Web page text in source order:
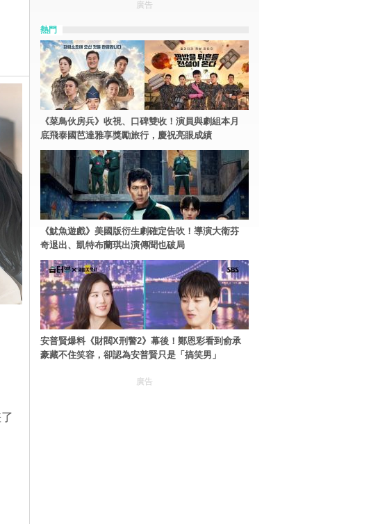
廣告
熱門
《菜鳥伙房兵》收視、口碑雙收！演員與劇組本月
底飛泰國芭達雅享獎勵旅行，慶祝亮眼成績
《魷魚遊戲》美國版衍生劇確定告吹！導演大衛芬
奇退出、凱特布蘭琪出演傳聞也破局
安普賢爆料《財閥X刑警2》幕後！鄭恩彩看到俞承
豪藏不住笑容，卻認為安普賢只是「搞笑男」
廣告